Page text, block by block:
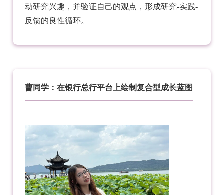
动研究兴趣，并验证自己的观点，形成研究-实践-
反馈的良性循环。
曹同学：在银行总行平台上绘制复合型成长蓝图